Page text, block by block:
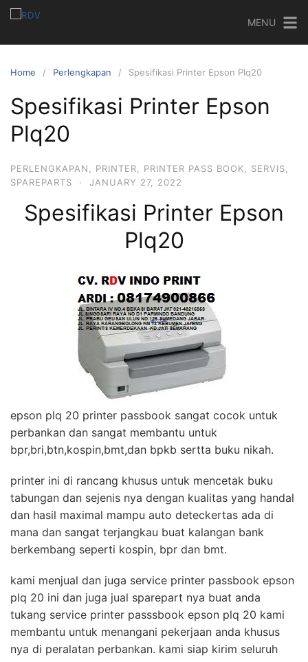
MENU
Home Perlengkapan Spesifikasi Printer Epson Plq20
Spesifikasi Printer Epson
Plq20
PERLENGKAPAN PRINTER PRINTER PASS BOOK SERVIS
SPAREPARTS
· JANUARY 27, 2022
Spesifikasi Printer Epson
Plq20
epson plq 20 printer passbook sangat cocok untuk
perbankan dan sangat membantu untuk
bpr,bri,btn,kospin,bmt,dan bpkb sertta buku nikah.
printer ini di rancang khusus untuk mencetak buku
tabungan dan sejenis nya dengan kualitas yang handal
dan hasil maximal mampu auto deteckertas ada di
mana dan sangat terjangkau buat kalangan bank
berkembang seperti kospin, bpr dan bmt.
kami menjual dan juga service printer passbook epson
plq 20 ini dan juga jual sparepart nya buat anda
tukang service printer passsbook epson plq 20 kami
membantu untuk menangani pekerjaan anda khusus
nya di peralatan perbankan. kami siap kirim seluruh